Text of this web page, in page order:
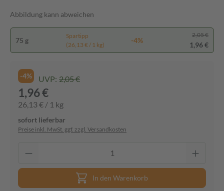
Abbildung kann abweichen
75 g
Spartipp
(26,13 € / 1 kg)
-4%
2,05 €
1,96 €
-4% UVP: 2,05 €
1,96 €
26,13 € / 1 kg
sofort lieferbar
Preise inkl. MwSt. ggf. zzgl. Versandkosten
In den Warenkorb